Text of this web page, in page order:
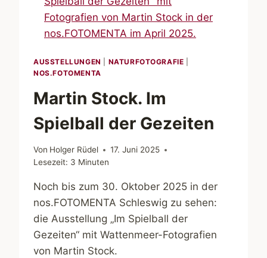
AUSSTELLUNGEN NATURFOTOGRAFIE
NOS.FOTOMENTA
Martin Stock. Im
Spielball der Gezeiten
Von Holger Rüdel
17. Juni 2025
Lesezeit: 3 Minuten
Noch bis zum 30. Oktober 2025 in der
nos.FOTOMENTA Schleswig zu sehen:
die Ausstellung „Im Spielball der
Gezeiten“ mit Wattenmeer-Fotografien
von Martin Stock.